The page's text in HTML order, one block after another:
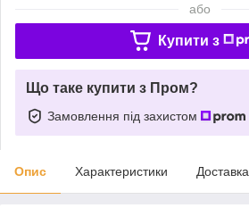
або
Купити з
Що таке купити з Пром?
Замовлення під захистом
Опис Характеристики Доставка